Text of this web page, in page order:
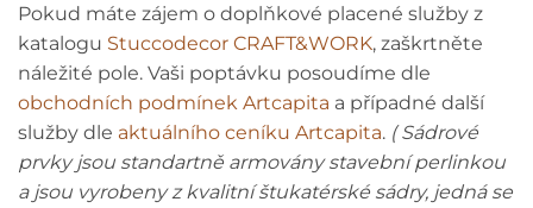
Pokud máte zájem o doplňkové placené služby z
katalogu Stuccodecor CRAFT&WORK, zaškrtněte
náležité pole. Vaši poptávku posoudíme dle
obchodních podmínek Artcapita a případné další
služby dle aktuálního ceníku Artcapita. ( Sádrové
prvky jsou standartně armovány stavební perlinkou
a jsou vyrobeny z kvalitní štukatérské sádry, jedná se